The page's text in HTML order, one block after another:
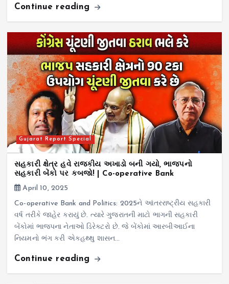
Continue reading
Gujarat Report Special
સહકારી ક્ષેત્ર હવે રાજકીય અખાડો બની ગયો, ભાજપનો
સહકારી બેંકો પર કબજો! | Co-operative Bank
April 10, 2025
Co-operative Bank and Politics: 2025ને આંતરરાષ્ટ્રીય સહકારી
વર્ષ તરીકે જાહેર કરાયું છે. ત્યારે ગુજરાતની માટો ભાગની સહકારી
બેંકોમાં ભાજપના નેતાઓ ડિરેક્ટરો છે. જે બેંકોમાં આરબીઆઈના
નિયમનો ભંગ કરી એકહથ્થુ શાસન…
Continue reading